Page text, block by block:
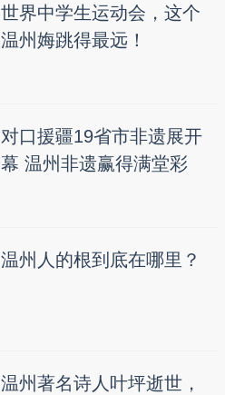
世界中学生运动会，这个
温州娒跳得最远！
对口援疆19省市非遗展开
幕 温州非遗赢得满堂彩
温州人的根到底在哪里？
温州著名诗人叶坪逝世，